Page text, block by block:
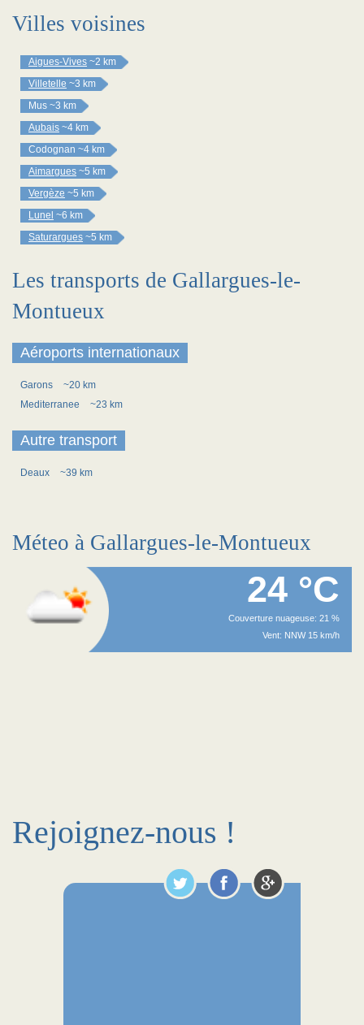
Villes voisines
Aigues-Vives ~2 km
Villetelle ~3 km
Mus ~3 km
Aubais ~4 km
Codognan ~4 km
Aimargues ~5 km
Vergèze ~5 km
Lunel ~6 km
Saturargues ~5 km
Les transports de Gallargues-le-
Montueux
Aéroports internationaux
Garons
~20 km
Mediterranee
~23 km
Autre transport
Deaux ~39 km
Méteo à Gallargues-le-Montueux
24 °C
Couverture nuageuse: 21 %
Vent: NNW 15 km/h
Rejoignez-nous !